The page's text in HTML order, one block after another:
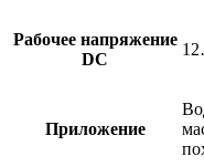
Рабочее напряжение
DC
Приложение